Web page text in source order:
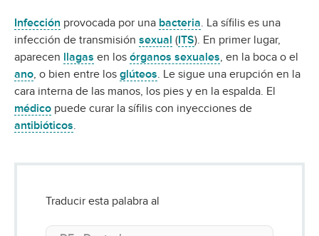
Infección provocada por una bacteria. La sífilis es una
infección de transmisión sexual ( ITS). En primer lugar,
aparecen
llagas en los órganos sexuales, en la boca o el
ano, o bien entre los glúteos. Le sigue una erupción en la
cara interna de las manos, los pies y en la espalda. El
médico puede curar la sífilis con inyecciones de
antibióticos.
Traducir esta palabra al